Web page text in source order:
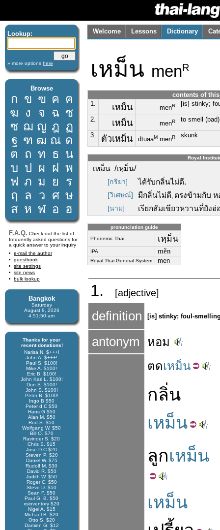
Lookup:
» more options here
Browse
ก ข ฃ ค ฅ
ฆ ง จ ฉ ช
ซ ฌ ญ ฎ ฏ
ฐ ฑ ฒ ณ ด
ต ถ ท ธ น
บ ป ผ ฝ พ
ฟ ภ ม ย
ร
ฤ
ล ว ศ ษ
ส ห ฬ อ ฮ
F.A.Q. Check out the list of
frequently asked questions for
a quick answer to your inquiry
e-mail the author
guestbook
site settings
site news
bulk lookup
Bangkok
Saturday
August 8, 2026
4:51:50 am
Thanks for your
recent donations!
Narisa N. $+++!
John A. $+++!
Paul S. $100!
Mike A. $100!
Eric B. $100!
John Karl L. $100!
Don S. $100!
John S. $100!
Peter B. $100!
Ingo B $50
Peter d C $50
Hans G $50
Alan M. $50
Rod S. $50
Wolfgang W. $50
Bill O. $70
Ravinder S. $20
Chris S. $15
Jose D-C $20
Steven P. $20
Daniel W. $75
Rudolf M. $30
David R. $50
Judith W. $50
Roger C. $50
Steve D. $50
Sean F. $50
Paul G. B. $50
xsinventory $20
Nigel A. $15
Michael B. $20
Otto S. $20
Damien G. $12
Welcome Lessons Dictionary
เหม็น menR
contents of
1.
เหม็น menR [is] stinky;
2. เหม็น menR to smell (bad)
3. ตัวเหม็น dtuaaM menR skunk
Royal
เหม็น /เหฺม็น/
[กริยา] ได้รับกลิ่นไม่ดี.
[วิเศษณ์] มีกลิ่นไม่ดี, ตรงข้ามกับ ห
[นาม] เรียกส้มเขียวหวานที่ยัง
pronunciation guide
Phonemic Thai เหฺม็น
IPA měn
Royal Thai General System men
1. [adjective]
definition [is] stinky; foul-
antonym หอม
ตดเหม็น
กลิ่น
เหม็น
ลูกเหม็น
เหม็น